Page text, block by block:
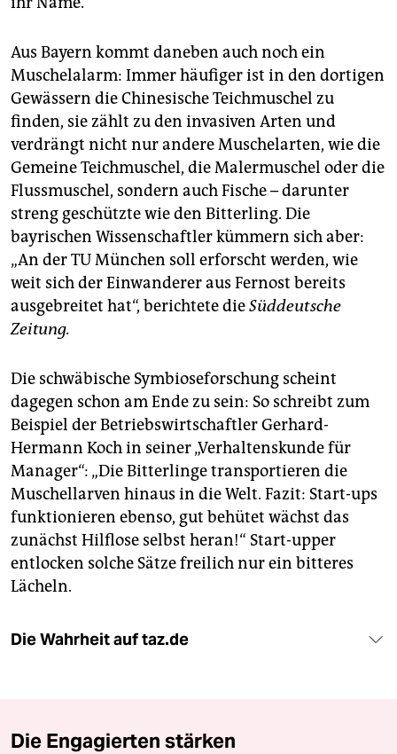
Aus Bayern kommt daneben auch noch ein
Muschelalarm: Immer häufiger ist in den dortigen
Gewässern die Chinesische Teichmuschel zu
finden, sie zählt zu den invasiven Arten und
verdrängt nicht nur andere Muschelarten, wie die
Gemeine Teichmuschel, die Malermuschel oder die
Flussmuschel, sondern auch Fische – darunter
streng geschützte wie den Bitterling. Die
bayrischen Wissenschaftler kümmern sich aber:
„An der TU München soll erforscht werden, wie
weit sich der Einwanderer aus Fernost bereits
ausgebreitet hat“, berichtete dieSüddeutsche
Zeitung.
Die schwäbische Symbioseforschung scheint
dagegen schon am Ende zu sein: So schreibt zum
Beispiel der Betriebswirtschaftler Gerhard-
Hermann Koch in seiner „Verhaltenskunde für
Manager“: „Die Bitterlinge transportieren die
Muschellarven hinaus in die Welt. Fazit: Start-ups
funktionieren ebenso, gut behütet wächst das
zunächst Hilflose selbst heran!“ Start-upper
entlocken solche Sätze freilich nur ein bitteres
Lächeln.
Die Wahrheit auf taz.de
Die Engagierten stärken